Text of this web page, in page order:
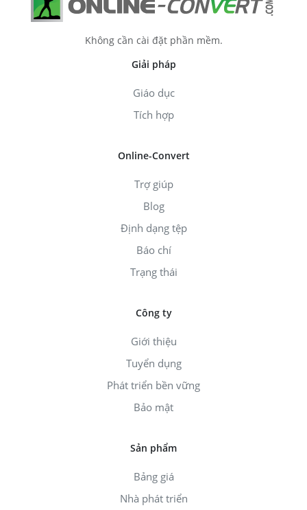
Không cần cài đặt phần mềm.
Giải pháp
Giáo dục
Tích hợp
Online-Convert
Trợ giúp
Blog
Định dạng tệp
Báo chí
Trạng thái
Công ty
Giới thiệu
Tuyển dụng
Phát triển bền vững
Bảo mật
Sản phẩm
Bảng giá
Nhà phát triển